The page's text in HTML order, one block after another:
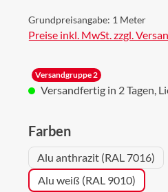
Grundpreisangabe: 1 Meter
Preise inkl. MwSt. zzgl.
Versandgruppe 2
Versandfertig in 2 Tagen,
Farbenauswählen
Alu anthrazit (RAL 7016)
Alu weiß (RAL 9010)